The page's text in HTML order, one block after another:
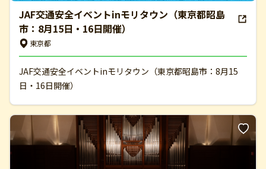
JAF交通安全イベントinモリタウン（東京都昭島
市：8月15日・16日開催）
東京都
JAF交通安全イベントinモリタウン（東京都昭島市：8月15
日・16日開催）